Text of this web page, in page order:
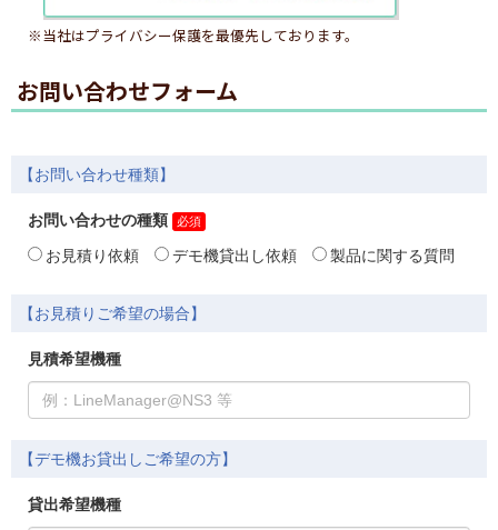
※当社はプライバシー保護を最優先しております。
お問い合わせフォーム